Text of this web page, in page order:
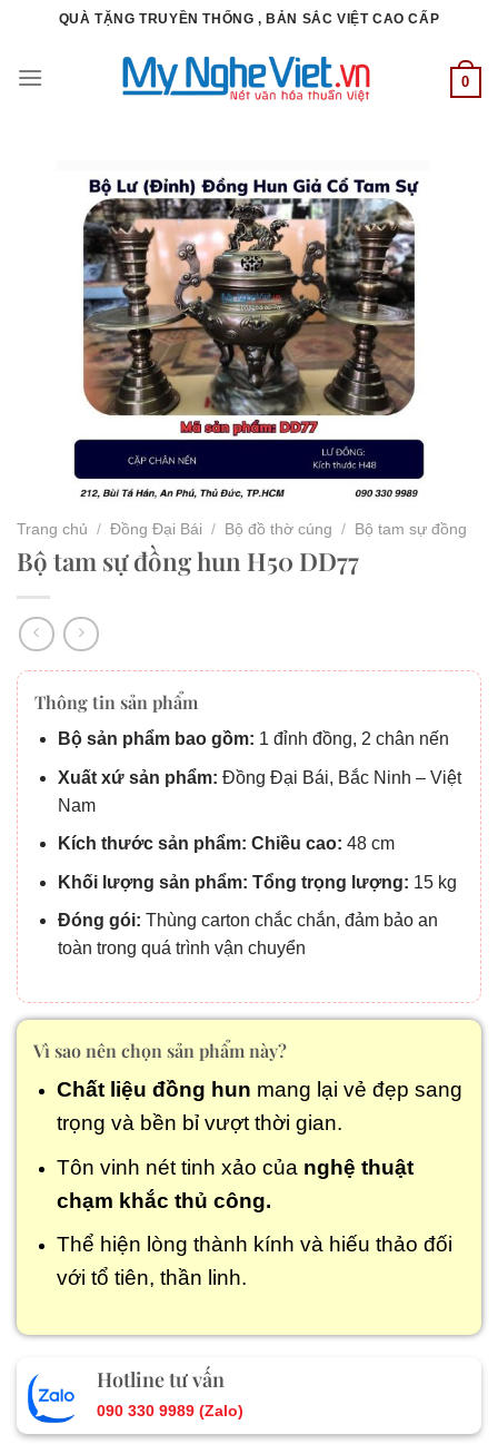
nội
QUÀ TẶNG TRUYỀN THỐNG , BẢN SẮC VIỆT CAO CẤP
0
Trang chủ / Đồng Đại Bái / Bộ đồ thờ cúng / Bộ tam sự đồng
Bộ tam sự đồng hun H50 DD77
Thông tin sản phẩm
Bộ sản phẩm bao gồm: 1 đỉnh đồng, 2 chân nến
Xuất xứ sản phẩm: Đồng Đại Bái, Bắc Ninh – Việt
Nam
Kích thước sản phẩm: C hiều cao: 48 cm
Khối lượng sản phẩm: Tổng trọng lượng: 15 kg
Đóng gói: Thùng carton chắc chắn, đảm bảo an
toàn trong quá trình vận chuyển
Vì sao nên chọn sản phẩm này?
Chất liệu đồng hun mang lại vẻ đẹp sang
trọng và bền bỉ vượt thời gian.
Tôn vinh nét tinh xảo của nghệ thuật
chạm khắc thủ công.
Thể hiện lòng thành kính và hiếu thảo đối
với tổ tiên, thần linh.
Hotline tư vấn
090 330 9989 (Zalo)